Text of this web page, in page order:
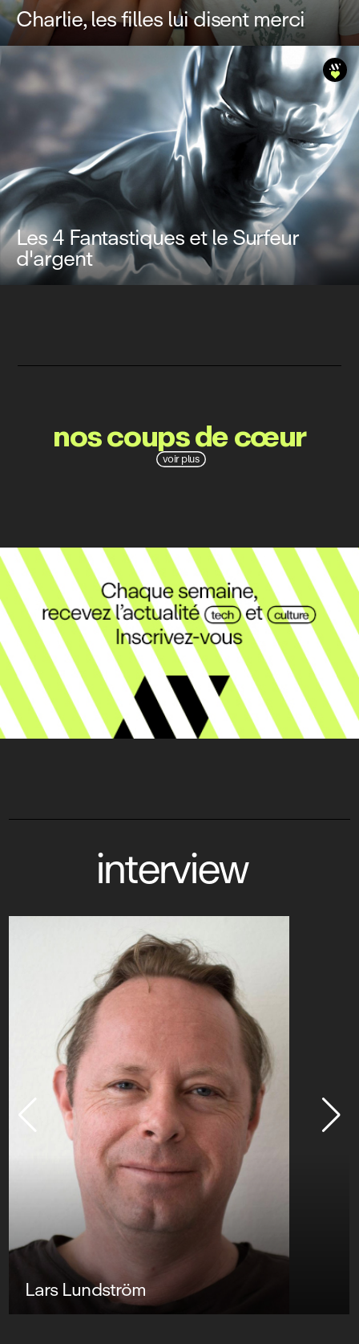
Charlie, les filles lui disent merci
Les 4 Fantastiques et le Surfeur
d'argent
voir plus
nos coups de cœur
interview
Lars Lundström